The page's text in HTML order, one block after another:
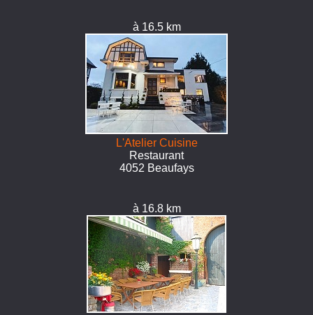
à 16.5 km
L'Atelier Cuisine
Restaurant
4052 Beaufays
à 16.8 km